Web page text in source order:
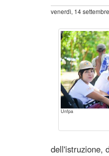
venerdì, 14
Unfpa
dell'istruzione,